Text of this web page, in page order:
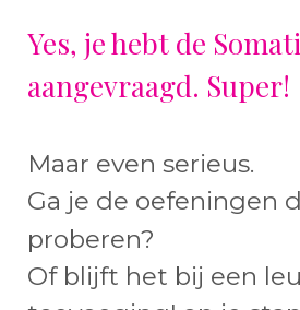
Yes, je hebt de
aangevraagd. Super!
Maar even serieus.
Ga je de oefeningen
proberen?
Of blijft het bij een